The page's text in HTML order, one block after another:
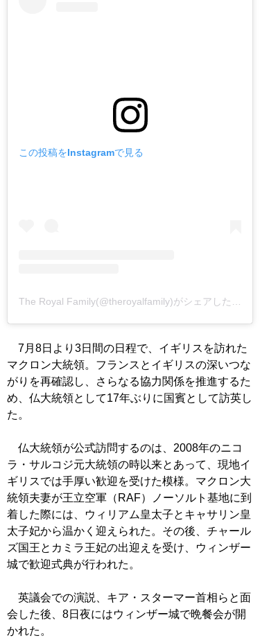
この投稿をInstagramで見る
The Royal Family(@theroyalfamily)がシェアした投稿
7月8日より3日間の日程で、イギリスを訪れた
マクロン大統領。フランスとイギリスの深いつな
がりを再確認し、さらなる協力関係を推進するた
め、仏大統領として17年ぶりに国賓として訪英し
た。
仏大統領が公式訪問するのは、2008年のニコ
ラ・サルコジ元大統領の時以来とあって、現地イ
ギリスでは手厚い歓迎を受けた模様。マクロン大
統領夫妻が王立空軍（RAF）ノーソルト基地に到
着した際には、ウィリアム皇太子とキャサリン皇
太子妃から温かく迎えられた。その後、チャール
ズ国王とカミラ王妃の出迎えを受け、ウィンザー
城で歓迎式典が行われた。
英議会での演説、キア・スターマー首相らと面
会した後、8日夜にはウィンザー城で晩餐会が開
かれた。